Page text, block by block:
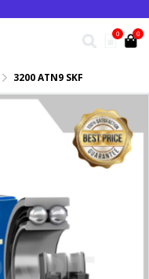
0 0
3200 ATN9 SKF